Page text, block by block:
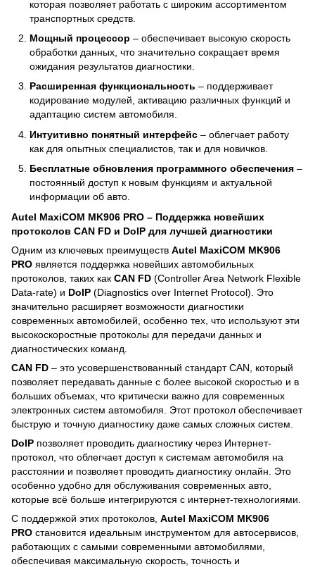
которая позволяет работать с широким ассортиментом
транспортных средств.
Мощный процессор – обеспечивает высокую скорость
обработки данных, что значительно сокращает время
ожидания результатов диагностики.
Расширенная функциональность – поддерживает
кодирование модулей, активацию различных функций и
адаптацию систем автомобиля.
Интуитивно понятный интерфейс – облегчает работу
как для опытных специалистов, так и для новичков.
Бесплатные обновления программного обеспечения –
постоянный доступ к новым функциям и актуальной
информации об авто.
Autel MaxiCOM MK906 PRO – Поддержка новейших
протоколов CAN FD и DoIP для лучшей диагностики
Одним из ключевых преимуществ Autel MaxiCOM MK906
PRO является поддержка новейших автомобильных
протоколов, таких как CAN FD (Controller Area Network Flexible
Data-rate) и DoIP (Diagnostics over Internet Protocol). Это
значительно расширяет возможности диагностики
современных автомобилей, особенно тех, что используют эти
высокоскоростные протоколы для передачи данных и
диагностических команд.
CAN FD – это усовершенствованный стандарт CAN, который
позволяет передавать данные с более высокой скоростью и в
больших объемах, что критически важно для современных
электронных систем автомобиля. Этот протокол обеспечивает
быструю и точную диагностику даже самых сложных систем.
DoIP позволяет проводить диагностику через Интернет-
протокол, что облегчает доступ к системам автомобиля на
расстоянии и позволяет проводить диагностику онлайн. Это
особенно удобно для обслуживания современных авто,
которые всё больше интегрируются с интернет-технологиями.
С поддержкой этих протоколов, Autel MaxiCOM MK906
PRO становится идеальным инструментом для автосервисов,
работающих с самыми современными автомобилями,
обеспечивая максимальную скорость, точность и